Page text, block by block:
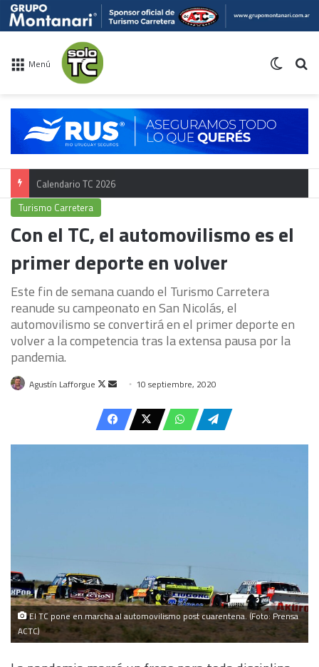
Menú
Calendario TC 2026
Turismo Carretera
Con el TC, el automovilismo es el
primer deporte en volver
Este fin de semana cuando el Turismo Carretera
reanude su campeonato en San Nicolás, el
automovilismo se convertirá en el primer deporte en
volver a la competencia tras la extensa pausa por la
pandemia.
Agustín Lafforgue
Follow
X
Send
email
10 septiembre, 2020
El TC pone en marcha al automovilismo post cuarentena. (Foto: Prensa
ACTC)